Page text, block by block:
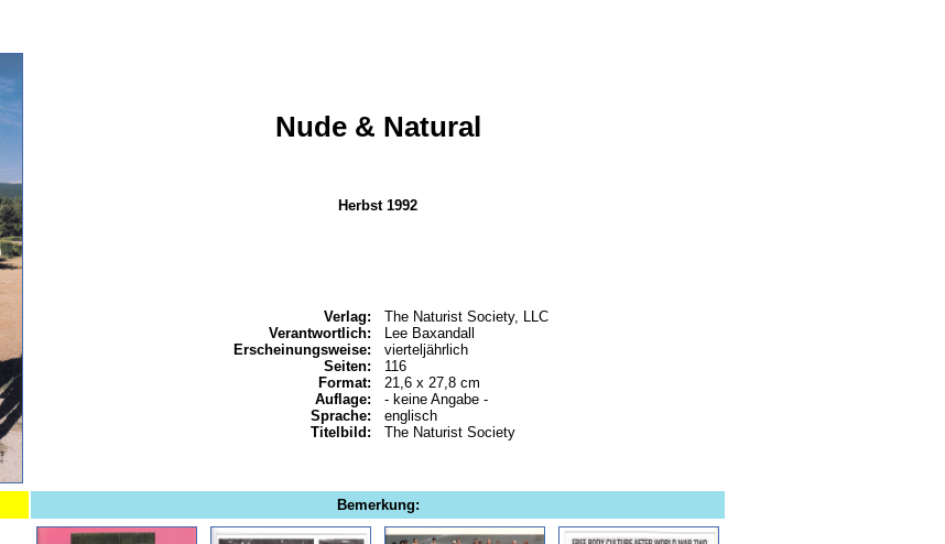
Nude & Natural
Herbst 1992
Verlag:
Verantwortlich:
Erscheinungsweise:
Seiten:
Format:
Auflage:
Sprache:
Titelbild:
The Naturist Society, LLC
Lee Baxandall
vierteljährlich
116
21,6 x 27,8 cm
- keine Angabe -
englisch
The Naturist Society
Bemerkung: